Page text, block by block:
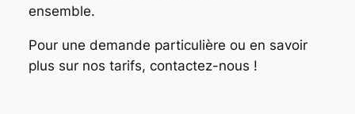
ensemble.
Pour une demande particulière ou en savoir
plus sur nos tarifs, contactez-nous !